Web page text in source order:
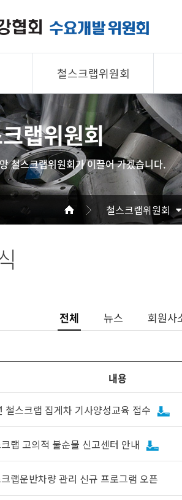
철스크랩위원회
제품소개
회원사
철스크랩위원회
알림/자료
사진/영상
랩위원회
철스크랩위원회가 이끌어 가겠습니다.
철스크랩위원회
전체 뉴스 회원사
내용
철스크랩 집게차 기사양성교육 접수
랩 고의적 불순물 신고센터 안내
랩운반차량 관리 신규 프로그램 오픈